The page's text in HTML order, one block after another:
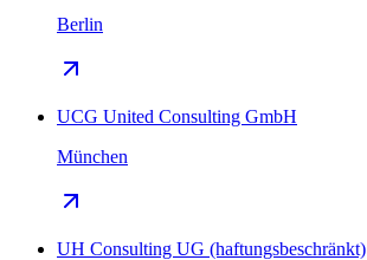
Berlin
UCG United Consulting GmbH
München
UH Consulting UG (haftungsbeschränkt)